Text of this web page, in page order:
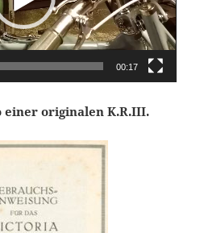
00:17
einer originalen K.R.III.